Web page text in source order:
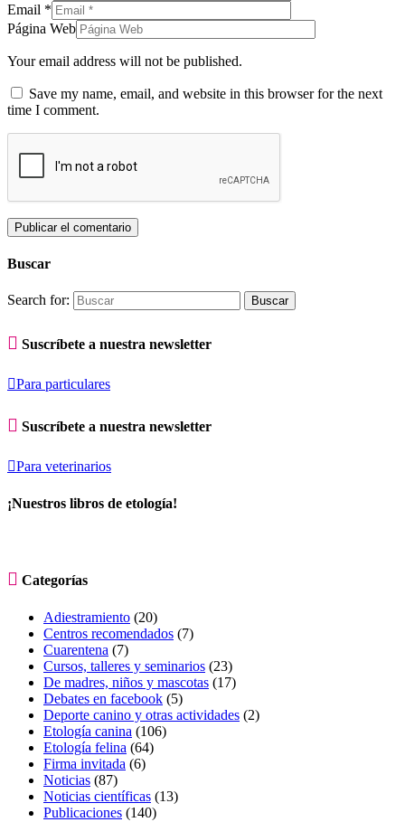
Email *
Página Web
Your email address will not be published.
Save my name, email, and website in this browser for the next
time I comment.
Buscar
Search for:
 Suscríbete a nuestra newsletter
Para particulares
 Suscríbete a nuestra newsletter
Para veterinarios
¡Nuestros libros de etología!
 Categorías
Adiestramiento (20)
Centros recomendados (7)
Cuarentena (7)
Cursos, talleres y seminarios (23)
De madres, niños y mascotas (17)
Debates en facebook (5)
Deporte canino y otras actividades (2)
Etología canina (106)
Etología felina (64)
Firma invitada (6)
Noticias (87)
Noticias científicas (13)
Publicaciones (140)